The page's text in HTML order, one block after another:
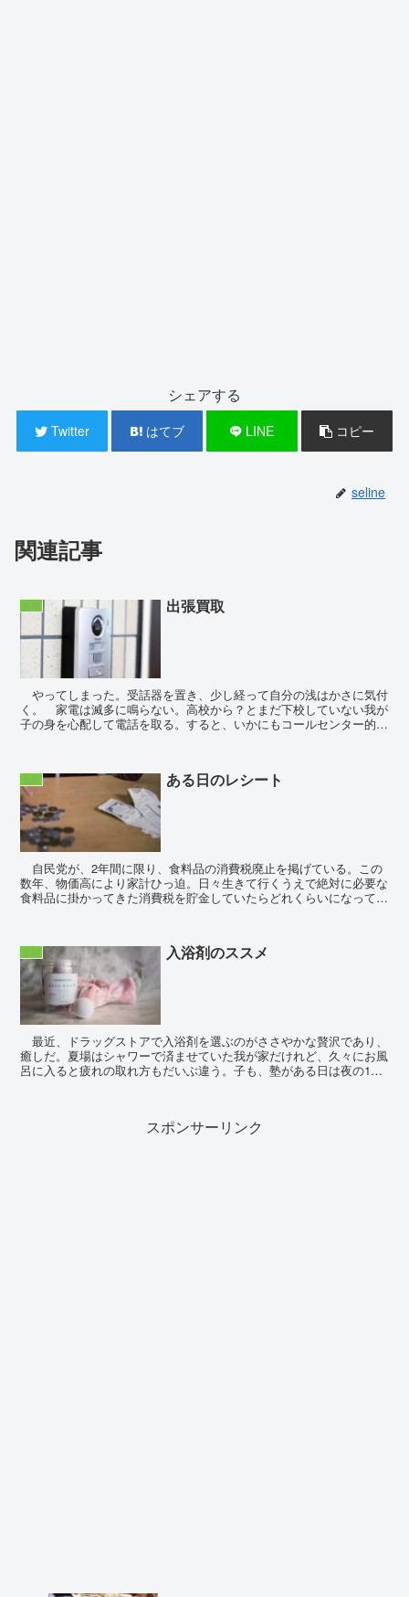
シェアする
Twitter はてブ LINE コピー
seline
関連記事
生活 出張買取
やってしまった。受話器を置き、少し経って自分の浅はかさに気付
く。 家電は滅多に鳴らない。高校から？とまだ下校していない我が
子の身を心配して電話を取る。すると、いかにもコールセンター的な
生活 ある日のレシート
自民党が、2年間に限り、食料品の消費税廃止を掲げている。この
数年、物価高により家計ひっ迫。日々生きて行くうえで絶対に必要な
食料品に掛かってきた消費税を貯金していたらどれくらいになってい
生活 入浴剤のススメ
最近、ドラッグストアで入浴剤を選ぶのがささやかな贅沢であり、
癒しだ。夏場はシャワーで済ませていた我が家だけれど、久々にお風
呂に入ると疲れの取れ方もだいぶ違う。子も、塾がある日は夜の10
スポンサーリンク